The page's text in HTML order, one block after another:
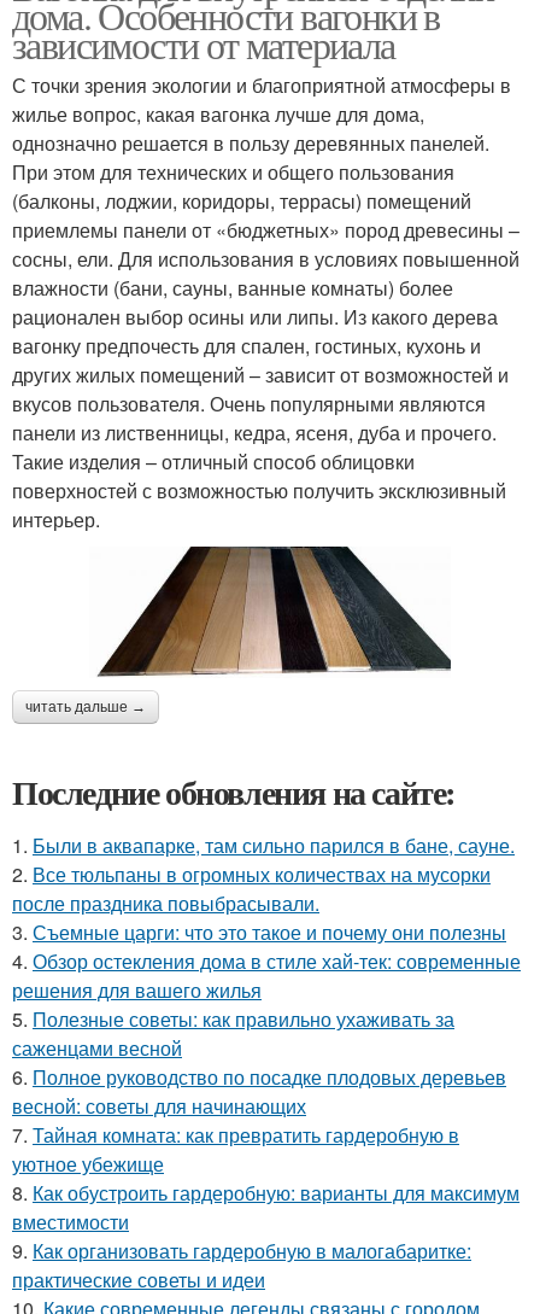
дома. Особенности вагонки в
зависимости от материала
С точки зрения экологии и благоприятной атмосферы в
жилье вопрос, какая вагонка лучше для дома,
однозначно решается в пользу деревянных панелей.
При этом для технических и общего пользования
(балконы, лоджии, коридоры, террасы) помещений
приемлемы панели от «бюджетных» пород древесины –
сосны, ели. Для использования в условиях повышенной
влажности (бани, сауны, ванные комнаты) более
рационален выбор осины или липы. Из какого дерева
вагонку предпочесть для спален, гостиных, кухонь и
других жилых помещений – зависит от возможностей и
вкусов пользователя. Очень популярными являются
панели из лиственницы, кедра, ясеня, дуба и прочего.
Такие изделия – отличный способ облицовки
поверхностей с возможностью получить эксклюзивный
интерьер.
читать дальше →
Последние обновления на сайте:
1. Были в аквапарке, там сильно парился в бане, сауне.
2. Все тюльпаны в огромных количествах на мусорки
после праздника повыбрасывали.
3. Съемные царги: что это такое и почему они полезны
4. Обзор остекления дома в стиле хай-тек: современные
решения для вашего жилья
5. Полезные советы: как правильно ухаживать за
саженцами весной
6. Полное руководство по посадке плодовых деревьев
весной: советы для начинающих
7. Тайная комната: как превратить гардеробную в
уютное убежище
8. Как обустроить гардеробную: варианты для максимум
вместимости
9. Как организовать гардеробную в малогабаритке:
практические советы и идеи